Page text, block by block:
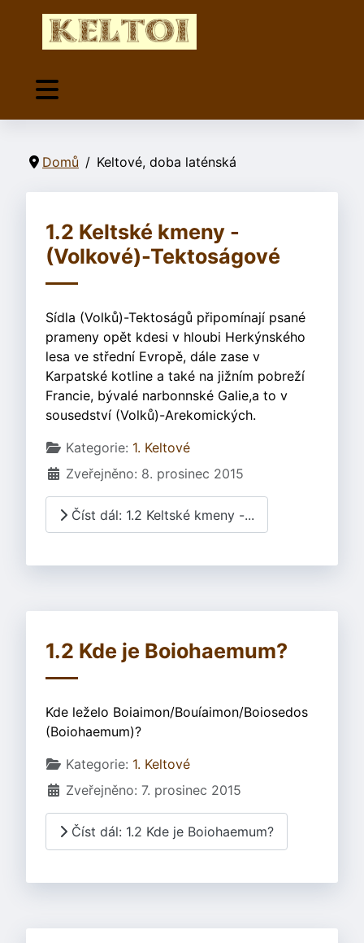
Domů Keltové, doba laténská
1.2 Keltské kmeny -
(Volkové)-Tektoságové
Sídla (Volků)-Tektoságů připomínají psané
prameny opět kdesi v hloubi Herkýnského
lesa ve střední Evropě, dále zase v
Karpatské kotline a také na jižním pobreží
Francie, bývalé narbonnské Galie,a to v
sousedství (Volků)-Arekomických.
Základní údaje
Kategorie: 1. Keltové
Zveřejněno: 8. prosinec 2015
Číst dál: 1.2 Keltské kmeny -...
1.2 Kde je Boiohaemum?
Kde leželo Boiaimon/Bouíaimon/Boiosedos
(Boiohaemum)?
Základní údaje
Kategorie: 1. Keltové
Zveřejněno: 7. prosinec 2015
Číst dál: 1.2 Kde je Boiohaemum?